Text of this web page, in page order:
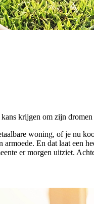
krijgen om zijn
woning, of je nu
armoede. En dat laat een
er morgen uitziet.